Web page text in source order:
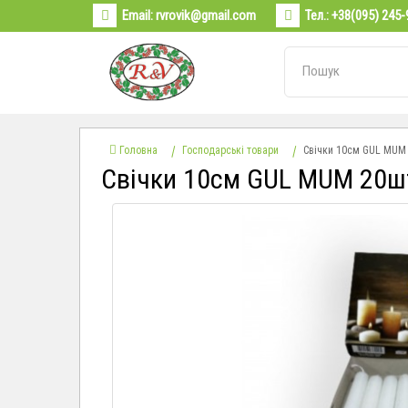
Email:rvrovik@gmail.com Тел.:+38(095)
Головна Господарські товари Свічки 10см GUL
Свічки 10см GUL MUM